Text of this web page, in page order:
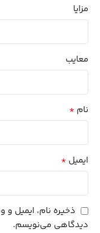
مزایا
معایب
نام *
ایمیل *
ذخیره نام، ایمیل و
دیدگاهی می‌نویسم.